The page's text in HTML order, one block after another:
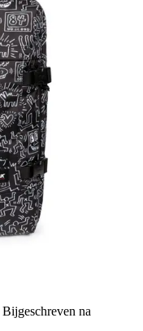
Bijgeschreven na